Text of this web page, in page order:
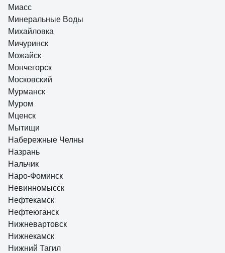
Миасс
Минеральные Воды
Михайловка
Мичуринск
Можайск
Мончегорск
Московский
Мурманск
Муром
Мценск
Мытищи
Набережные Челны
Назрань
Нальчик
Наро-Фоминск
Невинномысск
Нефтекамск
Нефтеюганск
Нижневартовск
Нижнекамск
Нижний Тагил